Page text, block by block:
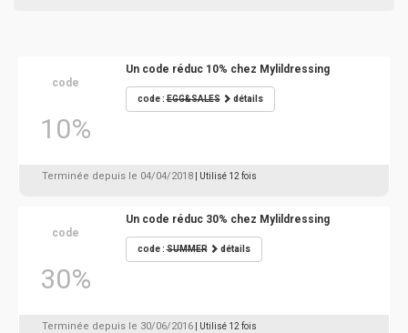
code
10%
Un code réduc 10% chez Mylildressing
code :EGG&SALES détails
Terminée depuis le 04/04/2018 | Utilisé 12 fois
code
30%
Un code réduc 30% chez Mylildressing
code :SUMMER détails
Terminée depuis le 30/06/2016 | Utilisé 12 fois